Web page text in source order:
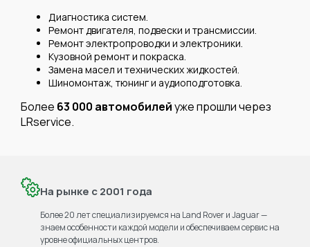
Диагностика систем.
Ремонт двигателя, подвески и трансмиссии.
Ремонт электропроводки и электроники.
Кузовной ремонт и покраска.
Замена масел и технических жидкостей.
Шиномонтаж, тюнинг и аудиоподготовка.
Более 63 000 автомобилейуже прошли через
LRservice.
На рынке с 2001 года
Более 20 лет специализируемся на Land Rover и Jaguar —
знаем особенности каждой модели и обеспечиваем сервис на
уровне официальных центров.